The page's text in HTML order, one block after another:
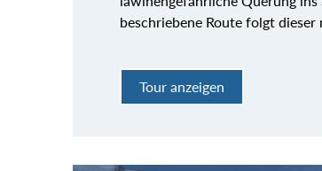
beschriebene Route folgt
Tour anzeigen